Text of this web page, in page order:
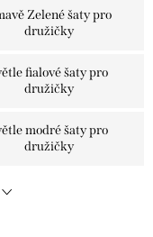
Zelené šaty pro
družičky
fialové šaty pro
družičky
modré šaty pro
družičky
šaty pro družičky